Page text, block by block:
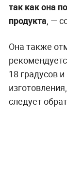
так как она
продукта , —
Она также
18 градусов
следует